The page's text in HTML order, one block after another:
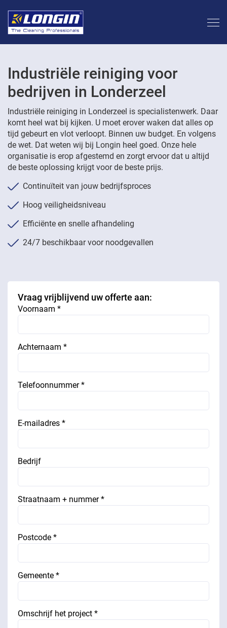
Industriële reiniging voor
bedrijven in Londerzeel
Industriële reiniging in Londerzeel is specialistenwerk. Daar
komt heel wat bij kijken. U moet erover waken dat alles op
tijd gebeurt en vlot verloopt. Binnen uw budget. En volgens
de wet. Dat weten wij bij Longin heel goed. Onze hele
organisatie is erop afgestemd en zorgt ervoor dat u altijd
de beste oplossing krijgt voor de beste prijs.
Continuïteit van jouw bedrijfsproces
Hoog veiligheidsniveau
Efficiënte en snelle afhandeling
24/7 beschikbaar voor noodgevallen
Vraag vrijblijvend uw offerte aan:
Voornaam *
Achternaam *
Telefoonnummer *
E-mailadres *
Bedrijf
Straatnaam + nummer *
Postcode *
Gemeente *
Omschrijf het project *